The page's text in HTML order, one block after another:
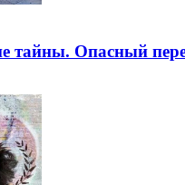
тайны. Опасный